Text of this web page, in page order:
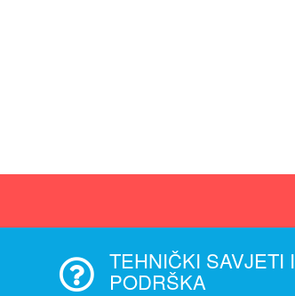
TEHNIČKI SAVJETI I
PODRŠKA